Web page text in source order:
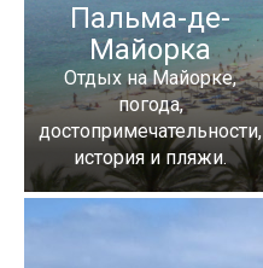
Пальма-де-
Майорка
Отдых на Майорке,
погода,
достопримечательности,
история и пляжи.